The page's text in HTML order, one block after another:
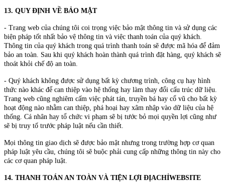
13. QUY ĐỊNH VỀ BẢO MẬT
- Trang web của chúng tôi coi trọng việc bảo mật thông tin và sử dụng các
biện pháp tốt nhất bảo vệ thông tin và việc thanh toán của quý khách.
Thông tin của quý khách trong quá trình thanh toán sẽ được mã hóa để đảm
bảo an toàn. Sau khi quý khách hoàn thành quá trình đặt hàng, quý khách sẽ
thoát khỏi chế độ an toàn.
- Quý khách không được sử dụng bất kỳ chương trình, công cụ hay hình
thức nào khác để can thiệp vào hệ thống hay làm thay đổi cấu trúc dữ liệu.
Trang web cũng nghiêm cấm việc phát tán, truyền bá hay cổ vũ cho bất kỳ
hoạt động nào nhằm can thiệp, phá hoại hay xâm nhập vào dữ liệu của hệ
thống. Cá nhân hay tổ chức vi phạm sẽ bị tước bỏ mọi quyền lợi cũng như
sẽ bị truy tố trước pháp luật nếu cần thiết.
Mọi thông tin giao dịch sẽ được bảo mật nhưng trong trường hợp cơ quan
pháp luật yêu cầu, chúng tôi sẽ buộc phải cung cấp những thông tin này cho
các cơ quan pháp luật.
14. THANH TOÁN AN TOÀN VÀ TIỆN LỢI ĐỊACHỈWEBSITE